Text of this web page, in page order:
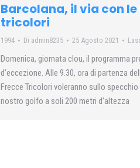
Barcolana, il via con le
tricolori
1994 Di admin8235 25 Agosto 2021
Domenica, giornata clou, il programma
d’eccezione. Alle 9.30, ora di partenza
Frecce Tricolori voleranno sullo specchio
nostro golfo a soli 200 metri d’altezza